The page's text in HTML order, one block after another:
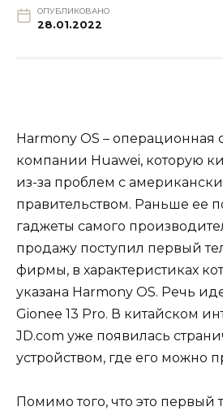
ОПУБЛИКОВАНО
28.01.2022
Harmony OS – операционная
компании Huawei, которую
из-за проблем с
правительством. Раньше ее
гаджеты самого
продажу поступил первый
фирмы, в характеристиках
указана Harmony OS. Речь
Gionee 13 Pro. В китайском
JD.com уже появилась
устройством, где его можно
Помимо того, что это первый